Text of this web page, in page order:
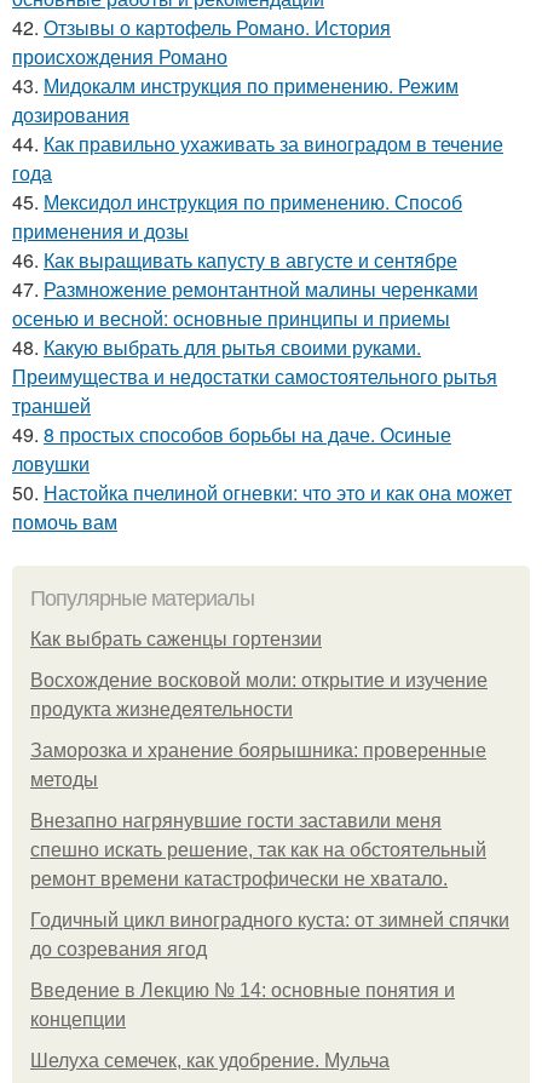
42. Отзывы о картофель Романо. История
происхождения Романо
43. Мидокалм инструкция по применению. Режим
дозирования
44. Как правильно ухаживать за виноградом в течение
года
45. Мексидол инструкция по применению. Способ
применения и дозы
46. Как выращивать капусту в августе и сентябре
47. Размножение ремонтантной малины черенками
осенью и весной: основные принципы и приемы
48. Какую выбрать для рытья своими руками.
Преимущества и недостатки самостоятельного рытья
траншей
49. 8 простых способов борьбы на даче. Осиные
ловушки
50. Настойка пчелиной огневки: что это и как она может
помочь вам
Популярные материалы
Как выбрать саженцы гортензии
Восхождение восковой моли: открытие и изучение
продукта жизнедеятельности
Заморозка и хранение боярышника: проверенные
методы
Внезапно нагрянувшие гости заставили меня
спешно искать решение, так как на обстоятельный
ремонт времени катастрофически не хватало.
Годичный цикл виноградного куста: от зимней спячки
до созревания ягод
Введение в Лекцию № 14: основные понятия и
концепции
Шелуха семечек, как удобрение. Мульча